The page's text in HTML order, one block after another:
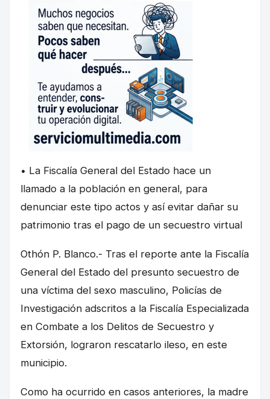
• La Fiscalía General del Estado hace un
llamado a la población en general, para
denunciar este tipo actos y así evitar dañar su
patrimonio tras el pago de un secuestro virtual
Othón P. Blanco.- Tras el reporte ante la Fiscalía
General del Estado del presunto secuestro de
una víctima del sexo masculino, Policías de
Investigación adscritos a la Fiscalía Especializada
en Combate a los Delitos de Secuestro y
Extorsión, lograron rescatarlo ileso, en este
municipio.
Como ha ocurrido en casos anteriores, la madre